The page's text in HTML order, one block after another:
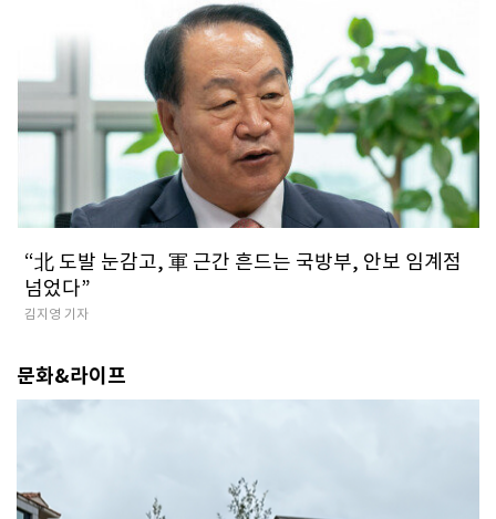
​“北 도발 눈감고, 軍 근간 흔드는 국방부, 안보 임계점
넘었다”
김지영 기자
문화&라이프